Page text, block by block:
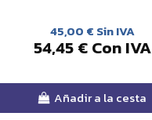
45,00 € Sin IVA
54,45 € Con IVA
Añadir a la cesta